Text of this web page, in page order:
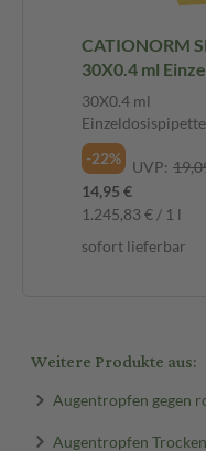
CATIONORM
30X0.4 ml
30X0.4 ml
-22%
UVP:
14,95 €
1.245,83 € / 1 l
sofort lieferbar
Weitere Produkte aus:
Augentropfen gegen
Augentropfen